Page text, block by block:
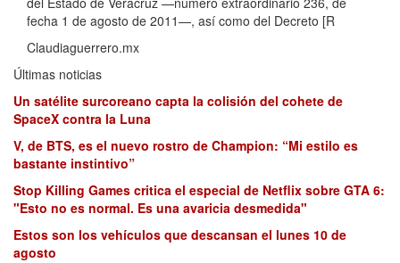
fecha 1 de agosto de 2011—, así como del Decreto [R
Claudiaguerrero.mx
Últimas noticias
Un satélite surcoreano capta la colisión del cohete de
SpaceX contra la Luna
V, de BTS, es el nuevo rostro de Champion: “Mi estilo es
bastante instintivo”
Stop Killing Games critica el especial de Netflix sobre GTA 6:
"Esto no es normal. Es una avaricia desmedida"
Estos son los vehículos que descansan el lunes 10 de
agosto